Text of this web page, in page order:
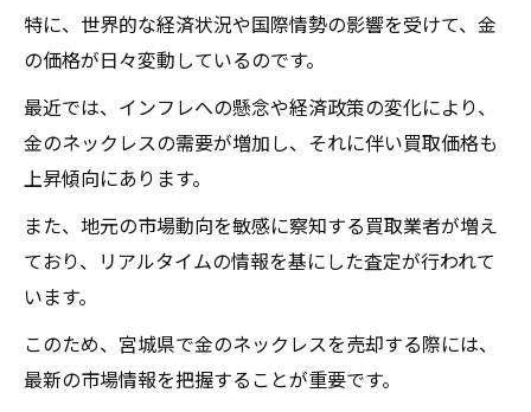
ための具体的な手順
買取までのステップを解説
査定前にやるべきこと
必要な書類の準備
査定を受ける際のポイント
買取契約の流れ
買取後の注意点
特に、世界的な経済状況や国際情勢の影響を受けて、金
の価格が日々変動しているのです。
最近では、インフレへの懸念や経済政策の変化により、
金のネックレスの需要が増加し、それに伴い買取価格も
上昇傾向にあります。
また、地元の市場動向を敏感に察知する買取業者が増え
ており、リアルタイムの情報を基にした査定が行われて
います。
このため、宮城県で金のネックレスを売却する際には、
最新の市場情報を把握することが重要です。